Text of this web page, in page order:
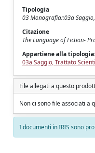
Tipologia
03 Monografia::03a
Citazione
The Language of Fiction-
Appartiene alla tipologia:
03a Saggio, Trattato
File allegati a questo
Non ci sono file associati a
I documenti in IRIS sono